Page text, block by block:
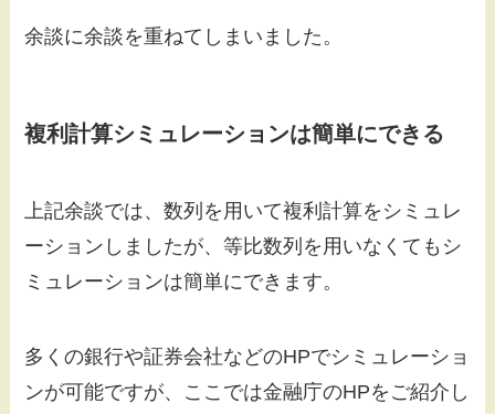
余談に余談を重ねてしまいました。
複利計算シミュレーションは簡単にできる
上記余談では、数列を用いて複利計算をシミュレ
ーションしましたが、等比数列を用いなくてもシ
ミュレーションは簡単にできます。
多くの銀行や証券会社などのHPでシミュレーショ
ンが可能ですが、ここでは金融庁のHPをご紹介し